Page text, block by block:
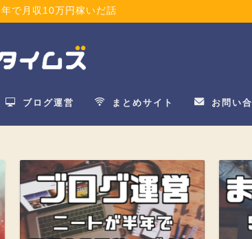
で月収10万円稼いだ話
ブログ運営 まとめサイト お問い